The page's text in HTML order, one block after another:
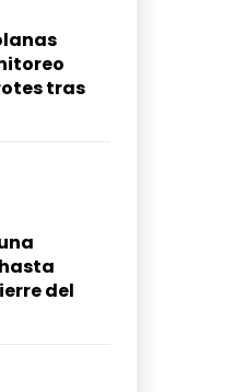
tras
del